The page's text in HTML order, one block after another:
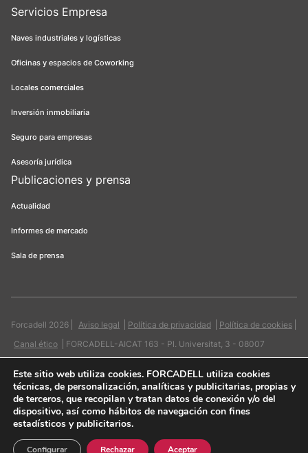
Servicios Empresa
Naves industriales y logísticas
Oficinas y espacios de Coworking
Locales comerciales
Inversión inmobiliaria
Seguro para empresas
Asesoría jurídica
Publicaciones y prensa
Actualidad
Informes de mercado
Sala de prensa
Forcadell 2026 Aviso legal Política de privacidad
Política de cookies
Canal ético
FORCADELL-AICAT 163 - Pl. Universitat, 3 - 08007
Quiero contactar
Este sitio web utiliza cookies. FORCADELL utiliza cookies
técnicas, de personalización, analíticas y publicitarias, propias y
de terceros, que recopilan y tratan datos de conexión y/o del
dispositivo, así como hábitos de navegación con fines
estadísticos y publicitarios.
Aceptar
Rechazar
Configurar